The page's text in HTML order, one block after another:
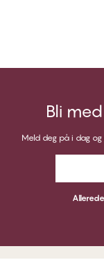
Bli
Meld deg på i dag